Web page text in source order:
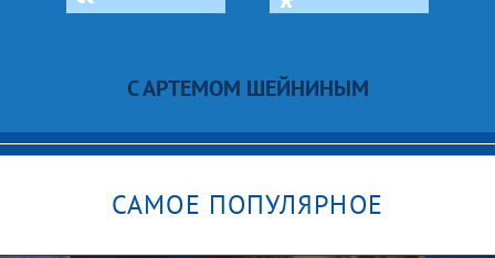
С АРТЕМОМ ШЕЙНИНЫМ
САМОЕ ПОПУЛЯРНОЕ